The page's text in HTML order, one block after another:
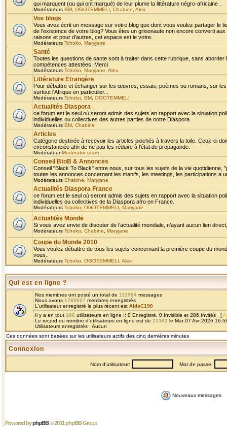
qui marquent (ou qui ont marqué) de leur plume la littérature négro-africaine .
Modérateurs BM OGOTEMMELI Chabine Alex
Vos blogs
Vous avez écrit un message sur votre blog que dont vous voulez partager le
de l'existence de votre blog? Vous êtes un grioonaute non encore converti
raisons et pour d'autres, cet espace est le votre.
Modérateurs Tchoko Maryjane
Santé
Toutes les questions de sante sont à traiter dans cette rubrique, sans
compétences attestées. Merci
Modérateurs Tchoko Maryjane Alex
Littérature Etrangère
Pour débattre et échanger sur les œuvres, essais, poèmes ou romans, sur
surtout l'Afrique en particulier...
Modérateurs Tchoko BM OGOTEMMELI
Actualités Diaspora
ce forum est le seul où seront admis des sujets en rapport avec la situation
individuelles ou collectives des autres parties de notre Diaspora.
Modérateurs BM Chabine
Articles
Catégorie destinée à recevoir les articles piochés à travers la toile. Ceux-ci
circonstanciée afin de ne pas les réduire à l'état de propagande.
ModérateurModerator team
Conseil BtoB & Annonces
Conseil "Black To Black" entre nous, sur tous les sujets de la vie
toutes les annonces concernant les manifs, les meetings, les participations a
Modérateurs Chabine Maryjane
Actualités Diaspora France
ce forum est le seul où seront admis des sujets en rapport avec la situation
individuelles ou collectives de la Diaspora afro en France.
Modérateurs Tchoko OGOTEMMELI Maryjane
Actualités Monde
Si vous avez envie de discuter de l’actualité mondiale, n’ayant aucun lien
Modérateurs Tchoko Chabine Maryjane
Coupe du Monde 2010
Vous voulez débattre de tous les sujets concernant la première coupe du
vous.
Modérateurs Tchoko OGOTEMMELI Alex
Qui est en ligne ?
Nos membres ont posté un total de 112984 messages
Nous avons 1780607 membres enregistrés
L'utilisateur enregistré le plus récent est AidaC190
Il y a en tout 286 utilisateurs en ligne :: 0 Enregistré, 0 Invisible et 286 Invités [
Le record du nombre d'utilisateurs en ligne est de 21362 le Mar 07 Avr 2026
Utilisateurs enregistrés : Aucun
Ces données sont basées sur les utilisateurs actifs des cinq dernières minutes
Connexion
Nom d'utilisateur: Mot de passe:
Nouveaux messages
Powered byphpBB© 2001 phpBB Group